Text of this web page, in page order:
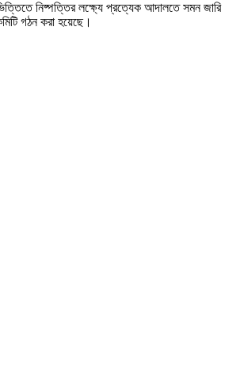
নিষ্পত্তির লক্ষ্যে প্রত্যেক আদালতে সমন জারি
গঠন করা হয়েছে।